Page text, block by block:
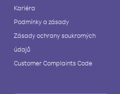
Kariéra
Podmínky a zásady
Zásady ochrany soukromých
údajů
Customer Complaints Code